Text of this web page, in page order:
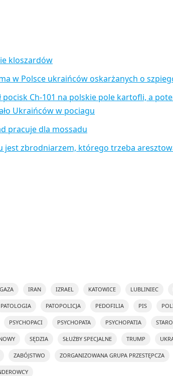
kloszardów
w Polsce ukraińców oskarżanych o
Ch-101 na polskie pole kartofli, a
Ukraińców w pociagu
pracuje dla mossadu
jest zbrodniarzem, którego trzeba
GAZA IRAN IZRAEL KATOWICE LUBLINIEC
PATOLOGIA PATOPOLICJA PEDOFILIA PIS
PSYCHOPACI PSYCHOPATA PSYCHOPATIA
SĘDZIA SŁUŻBY SPECJALNE TRUMP
ZABÓJSTWO ZORGANIZOWANA GRUPA PRZESTĘPCZA